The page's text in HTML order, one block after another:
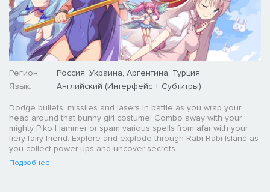
Регион:
Россия, Украина, Аргентина, Турция
Язык:
Английский (Интерфейс + Субтитры)
Dodge bullets, missiles and lasers in battle as you wrap your
head around that bunny girl costume! Combo away with your
mighty Piko Hammer or spam various spells from afar with your
fiery fairy friend. Explore and explode through Rabi-Rabi Island as
you collect power-ups and uncover secrets...
Подробнее